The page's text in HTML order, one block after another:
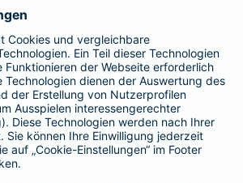
Affiliate-Partner werden
ist Teil der BarmeniaGothaer
BELIEBTE SEITEN
Zusatzversicherung
Tierversicherungen
Haftpflichtversicherung
Hausratversicherung